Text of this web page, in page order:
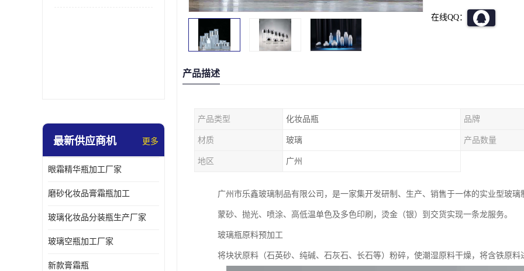
最新供应商机 更多
眼霜精华瓶加工厂家
磨砂化妆品膏霜瓶加工
玻璃化妆品分装瓶生产厂家
玻璃空瓶加工厂家
新款膏霜瓶
在线QQ：
产品描述
产品类型 化妆品瓶 品牌
材质 玻璃 产品数量
地区 广州
广州市乐鑫玻璃制品有限公司，是一家集开发研制、生产、销售于一体的实业型玻
蒙砂、抛光、喷涂、高低温单色及多色印刷，烫金（银）到交货实现一条龙服务。
玻璃瓶原料预加工
将块状原料（石英砂、纯碱、石灰石、长石等）粉碎，使潮湿原料干燥，将含铁原